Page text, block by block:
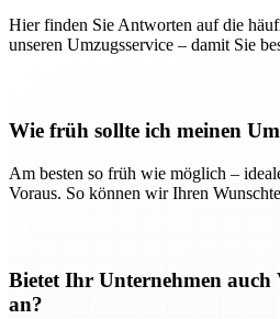
Hier finden Sie Antworten auf die
unseren Umzugsservice – damit Sie
Wie früh sollte ich meinen
Am besten so früh wie möglich –
Voraus. So können wir Ihren
Bietet Ihr Unternehmen auch
an?